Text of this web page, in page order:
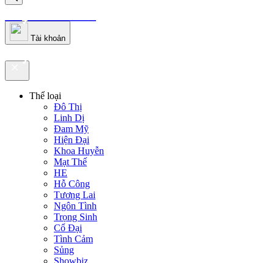
truyenfullz.com
Tài khoản
truyenfullz.com
Thể loại
Đô Thị
Linh Dị
Đam Mỹ
Hiện Đại
Khoa Huyễn
Mạt Thế
HE
Hỗ Công
Tương Lai
Ngôn Tình
Trọng Sinh
Cổ Đại
Tình Cảm
Sủng